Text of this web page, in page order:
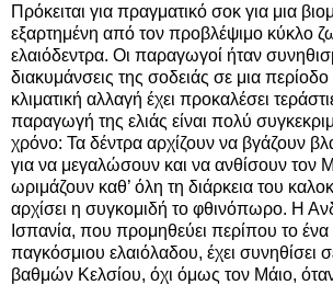
Πρόκειται για πραγματικό σοκ για μια
εξαρτημένη από τον προβλέψιμο κύκλο
ελαιόδεντρα. Οι παραγωγοί ήταν
διακυμάνσεις της σοδειάς σε μια
κλιματική αλλαγή έχει προκαλέσει
παραγωγή της ελιάς είναι πολύ
χρόνο: Τα δέντρα αρχίζουν να βγάζουν
για να μεγαλώσουν και να ανθίσουν τον
ωριμάζουν καθ’ όλη τη διάρκεια του
αρχίσει η συγκομιδή το φθινόπωρο. Η
Ισπανία, που προμηθεύει περίπου το ένα
παγκόσμιου ελαιόλαδου, έχει συνηθίσει
βαθμών Κελσίου, όχι όμως τον Μάιο,